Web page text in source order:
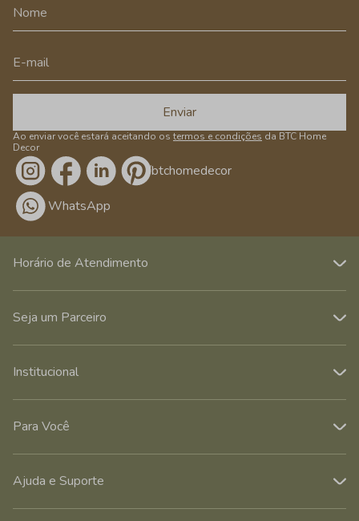
Enviar
Ao enviar você estará aceitando os termos e condições da BTC Home
Decor
/btchomedecor
WhatsApp
Horário de Atendimento
Seja um Parceiro
Institucional
Para Você
Ajuda e Suporte